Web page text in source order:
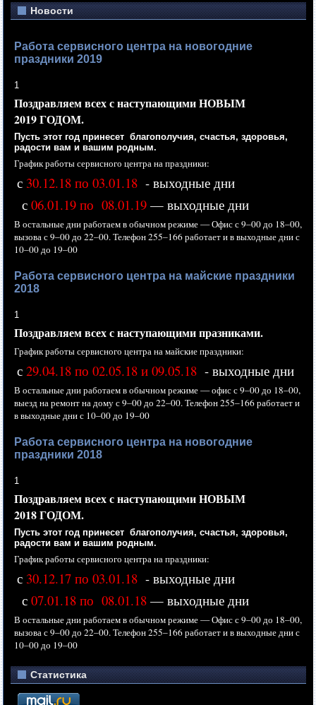
Новости
Работа сервисного центра на новогодние
праздники 2019
1
Поздравляем всехс наступающимиНОВЫМ
2019 ГОДОМ.
Пусть этот год принесет благополучия, счастья, здоровья,
радости вами вашим родным.
График работы сервисного центрана праздники:
с 30.12.18 по 03.01.18 - выходные дни
с06.01.19 по 08.01.19 — выходные дни
В остальные дни работаемв обычномрежиме —Офис с9–00 до 18–00,
вызова с9–00 до 22–00.Телефон255–166 работаетив выходныедни с
10–00 до 19–00
Работа сервисного центра на майские праздники
2018
1
Поздравляем всехс наступающимипразниками.
График работы сервисного центрана майскиепраздники:
с29.04.18 по 02.05.18 и 09.05.18 - выходные дни
В остальные дни работаемв обычномрежиме —офис с9–00 до 18–00,
выездна ремонтна домус9–00 до 22–00.Телефон255–166 работаети
в выходныедни с 10–00 до 19–00
Работа сервисного центра на новогодние
праздники 2018
1
Поздравляем всехс наступающимиНОВЫМ
2018 ГОДОМ.
Пусть этот год принесет благополучия, счастья, здоровья,
радости вами вашим родным.
График работы сервисного центрана праздники:
с 30.12.17 по 03.01.18 - выходные дни
с07.01.18 по 08.01.18 — выходные дни
В остальные дни работаемв обычномрежиме —Офис с9–00 до 18–00,
вызова с9–00 до 22–00.Телефон255–166 работаетив выходныедни с
10–00 до 19–00
Статистика